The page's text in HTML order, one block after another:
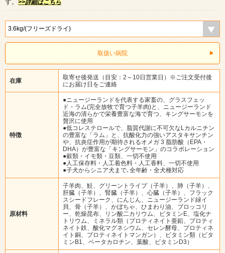
す。 >>詳細はこちら
取扱い病院
在庫
取寄せ後発送（目安：2～10日営業日）※ご注文受付後
にお届け日をご連絡
特徴
●ニュージーランドを代表する家畜の、グラスフェッ
ド・ラム(完全放牧で育つ子羊肉)と、ニュージーランド
近海の清らかで栄養豊富な海で育つ、キングサーモンを
贅沢に使用
●低コレステロールで、脂質代謝に不可欠なLカルニチン
の豊富な「ラム」と、抗酸化力の強いアスタキサンチン
や、抗炎症作用が期待されるオメガ 3 脂肪酸（EPA・
DHA）が豊富な「キングサーモン」のコラボレーション
●穀類・イモ類・豆類、一切不使用
●人工保存料・人工着色料・人工香料、一切不使用
●子犬からシニア犬まで､全年齢・全犬種対応
原材料
子羊肉、鮭、グリーントライプ（子羊）、肺（子羊）、
肝臓（子羊）、腎臓（子羊）、心臓（子羊）、フラック
スシードフレーク、にんじん、ニュージーランド緑イ
貝、骨（子羊）、かぼちゃ、ひまわり油、ブロッコリ
ー、乾燥昆布、リン酸二カリウム、ビタミンE、塩化ナ
トリウム、ミネラル類（プロティネイト亜鉛、プロティ
ネイト鉄、酸化マグネシウム、セレン酵母、プロティネ
イト銅、プロティネイトマンガン）、ビタミン類（ビタ
ミンB1、ベータカロチン、葉酸、ビタミンD3）